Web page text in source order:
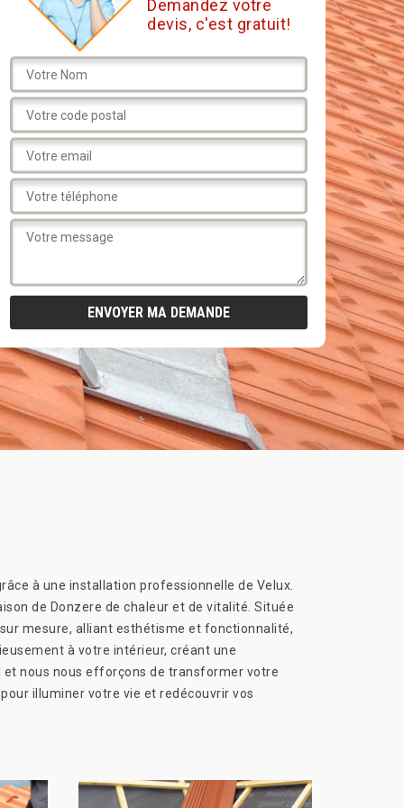
Demandez votre
devis, c'est gratuit!
à une installation professionnelle de Velux.
de Donzere de chaleur et de vitalité. Située
mesure, alliant esthétisme et fonctionnalité,
à votre intérieur, créant une
nous nous efforçons de transformer votre
illuminer votre vie et redécouvrir vos